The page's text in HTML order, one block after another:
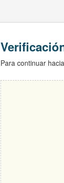
Para continuar